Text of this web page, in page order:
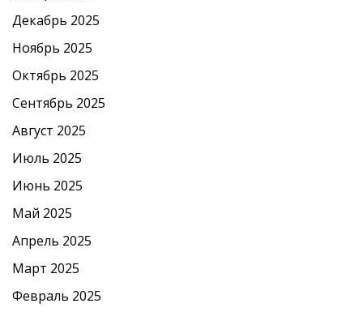
Декабрь 2025
Ноябрь 2025
Октябрь 2025
Сентябрь 2025
Август 2025
Июль 2025
Июнь 2025
Май 2025
Апрель 2025
Март 2025
Февраль 2025